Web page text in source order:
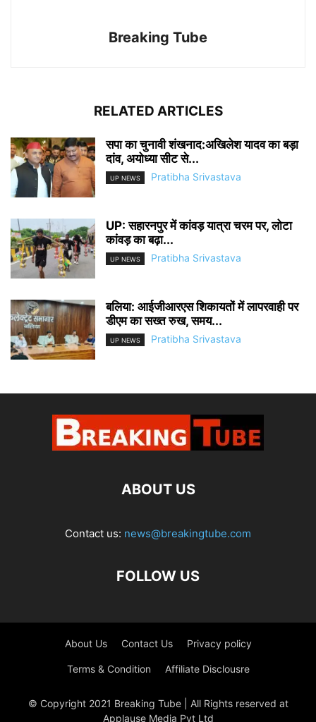
Breaking Tube
RELATED ARTICLES
सपा का चुनावी शंखनाद:अखिलेश यादव का बड़ा
दांव, अयोध्या सीट से...
UP NEWS Pratibha Srivastava
UP: सहारनपुर में कांवड़ यात्रा चरम पर, लोटा
कांवड़ का बढ़ा...
UP NEWS Pratibha Srivastava
बलिया: आईजीआरएस शिकायतों में लापरवाही पर
डीएम का सख्त रुख, समय...
UP NEWS Pratibha Srivastava
ABOUT US
Contact us: news@breakingtube.com
FOLLOW US
About Us Contact Us Privacy policy
Terms & Condition Affiliate Disclousre
© Copyright 2021 Breaking Tube | All Rights reserved at
Applause Media Pvt Ltd